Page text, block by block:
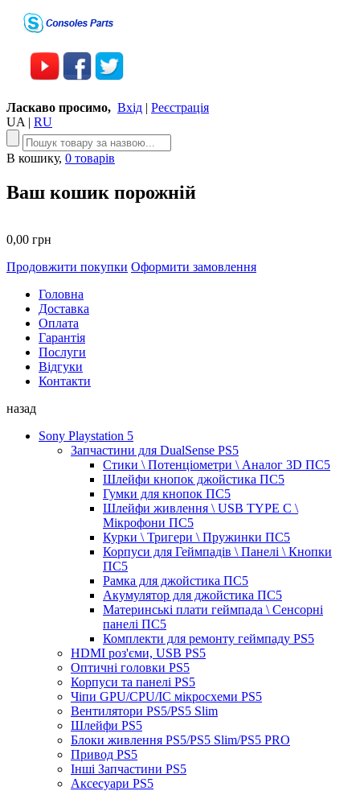
Ласкаво просимо, Вхід | Реєстрація
UA | RU
В кошику, 0 товарів
Ваш кошик порожній
0,00 грн
Продовжити покупки Оформити замовлення
Головна
Доставка
Оплата
Гарантія
Послуги
Відгуки
Контакти
назад
Sony Playstation 5
Запчастини для DualSense PS5
Стики \ Потенціометри \ Аналог 3D ПС5
Шлейфи кнопок джойстика ПС5
Гумки для кнопок ПС5
Шлейфи живлення \ USB TYPE C \
Мікрофони ПС5
Курки \ Тригери \ Пружинки ПС5
Корпуси для Геймпадів \ Панелі \ Кнопки
ПС5
Рамка для джойстика ПС5
Акумулятор для джойстика ПС5
Материнські плати геймпада \ Сенсорні
панелі ПС5
Комплекти для ремонту геймпаду PS5
HDMI роз'єми, USB PS5
Оптичні головки PS5
Корпуси та панелі PS5
Чіпи GPU/CPU/IC мікросхеми PS5
Вентилятори PS5/PS5 Slim
Шлейфи PS5
Блоки живлення PS5/PS5 Slim/PS5 PRO
Привод PS5
Інші Запчастини PS5
Аксесуари PS5